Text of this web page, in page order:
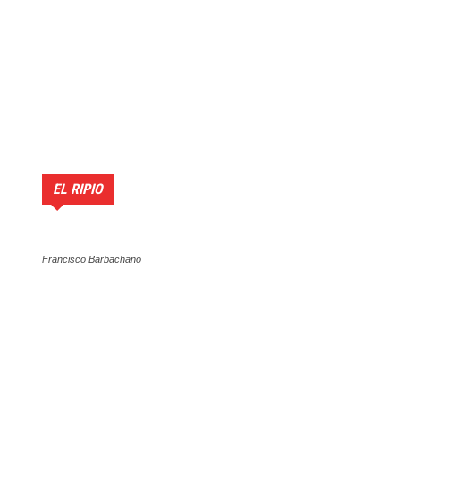
EL RIPIO
Francisco Barbachano